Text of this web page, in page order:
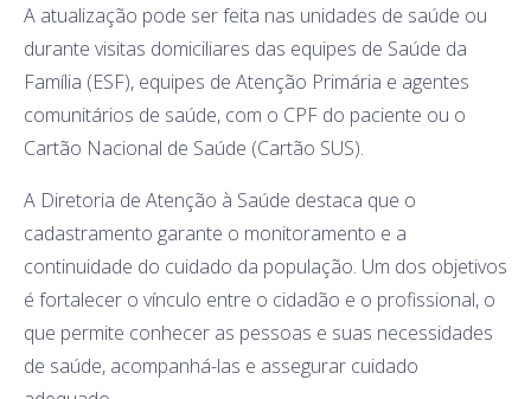
A atualização pode ser feita nas unidades de saúde ou
durante visitas domiciliares das equipes de Saúde da
Família (ESF), equipes de Atenção Primária e agentes
comunitários de saúde, com o CPF do paciente ou o
Cartão Nacional de Saúde (Cartão SUS).
A Diretoria de Atenção à Saúde destaca que o
cadastramento garante o monitoramento e a
continuidade do cuidado da população. Um dos objetivos
é fortalecer o vínculo entre o cidadão e o profissional, o
que permite conhecer as pessoas e suas necessidades
de saúde, acompanhá-las e assegurar cuidado